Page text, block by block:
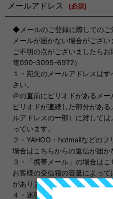
メールアドレス [必須]
◆メールのご登録に際しての
メールが届かない場合がござい
ご不明の点がございましたら
電090-3095-6972）
１・宛先のメールアドレスは
さい。
＠の直前にピリオドがあるメ
ピリオドが連続した部分があ
ルアドレスの一部）に対して
っています。
２・YAHOO・hotmailなどの
場合はこちらからの返信が届か
３・「携帯メール」の場合はこ
お客様の受信箱の容量によっ
があります。
４・迷惑メールに振り分けら